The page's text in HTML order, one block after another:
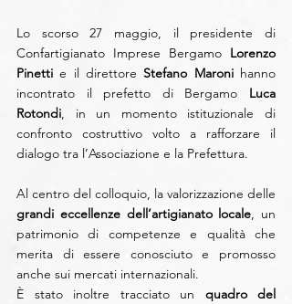
Lo scorso 27 maggio, il presidente di
Confartigianato Imprese Bergamo Lorenzo
Pinetti e il direttore Stefano Maroni hanno
incontrato il prefetto di Bergamo Luca
Rotondi, in un momento istituzionale di
confronto costruttivo volto a rafforzare il
dialogo tra l’Associazione e la Prefettura.
grandi eccellenze dell’artigianato locale, un
patrimonio di competenze e qualità che
merita di essere conosciuto e promosso
anche sui mercati internazionali.
È stato inoltre tracciato un quadro del